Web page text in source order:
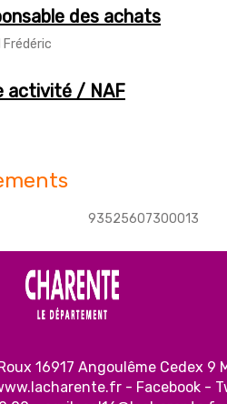
des achats
Frédéric
activité / NAF
93525607300013
16917 Angoulême Cedex 9
- Facebook-